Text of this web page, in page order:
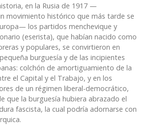
en la Rusia de 1917 —
movimiento histórico que más tarde se
los partidos menchevique y
(eserista), que habían nacido como
y populares, se convirtieron en
burguesía y de las incipientes
colchón de amortiguamiento de la
el Capital y el Trabajo, y en los
de un régimen liberal-democrático,
que la burguesía hubiera abrazado el
fascista, la cual podría adornarse con